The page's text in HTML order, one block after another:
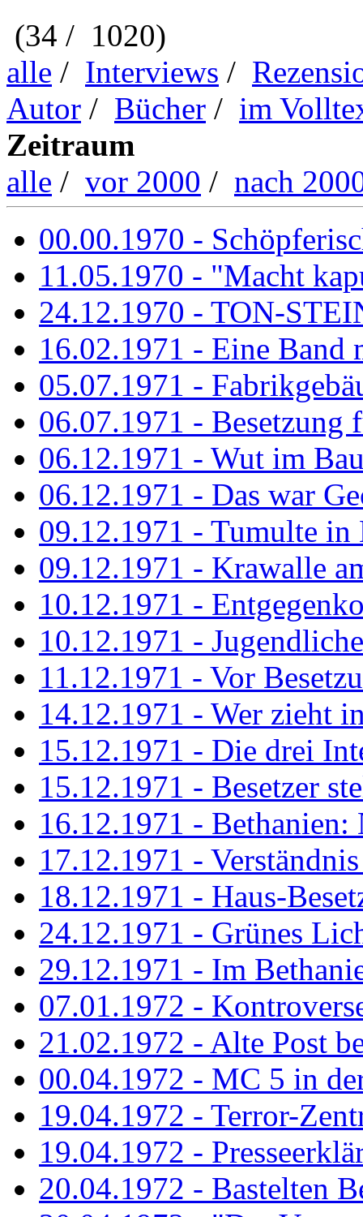
(34 / 1020)
alle / Interviews /
Autor / Bücher / im
Zeitraum
alle / vor 2000 / nach
00.00.1970 -
11.05.1970 - "Macht
24.12.1970 - TON-
16.02.1971 - Eine Band
05.07.1971 -
06.07.1971 - Besetzung
06.12.1971 - Wut im
06.12.1971 - Das war
09.12.1971 - Tumulte in
09.12.1971 - Krawalle
10.12.1971 -
10.12.1971 -
11.12.1971 - Vor
14.12.1971 - Wer zieht
15.12.1971 - Die drei
15.12.1971 - Besetzer
16.12.1971 - Bethanien:
17.12.1971 -
18.12.1971 - Haus-
24.12.1971 - Grünes
29.12.1971 - Im
07.01.1972 -
21.02.1972 - Alte Post
00.04.1972 - MC 5 in
19.04.1972 - Terror-
19.04.1972 -
20.04.1972 - Bastelten